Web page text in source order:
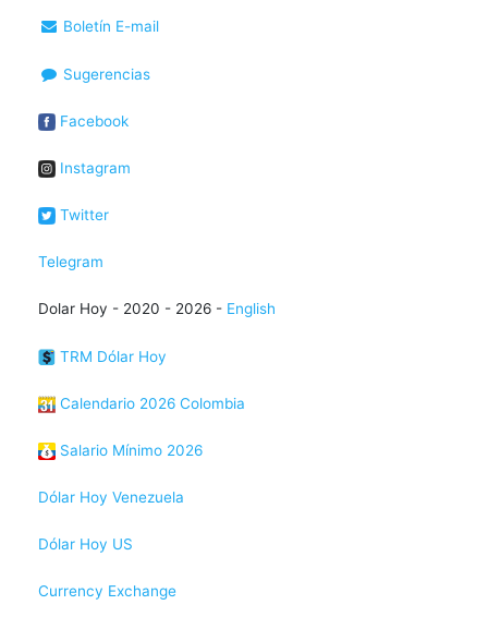
Boletín E-mail
Sugerencias
Facebook
Instagram
Twitter
Telegram
Dolar Hoy - 2020 - 2026 - English
TRM Dólar Hoy
Calendario 2026 Colombia
Salario Mínimo 2026
Dólar Hoy Venezuela
Dólar Hoy US
Currency Exchange